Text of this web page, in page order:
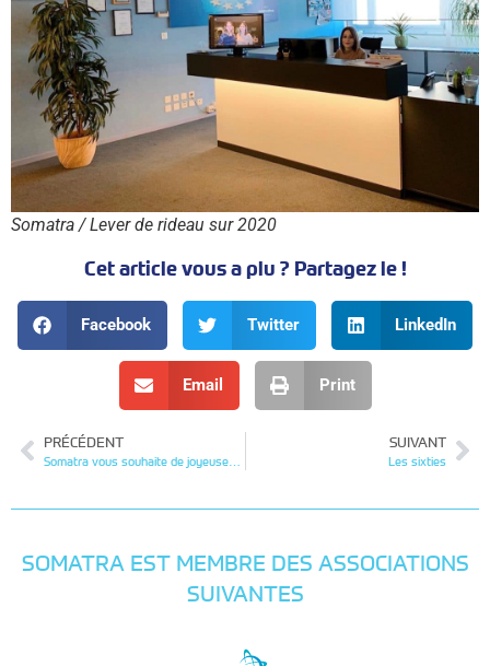
Somatra / Lever de rideau sur 2020
Cet article vous a plu ? Partagez le !
Facebook Twitter LinkedIn
Email Print
PRÉCÉDENT SUIVANT
Les sixties
SOMATRA EST MEMBRE DES ASSOCIATIONS
SUIVANTES